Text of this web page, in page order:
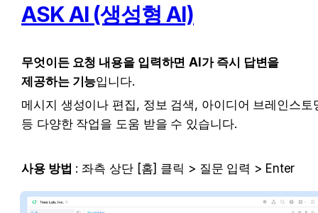
ASK AI (생성형 AI)
무엇이든 요청 내용을 입력하면 AI가 즉시 답변을
제공하는 기능입니다.
메시지 생성이나 편집, 정보 검색, 아이디어 브레인스토
등 다양한 작업을 도움 받을 수 있습니다.
사용 방법 : 좌측 상단 [홈] 클릭 > 질문 입력 > Enter